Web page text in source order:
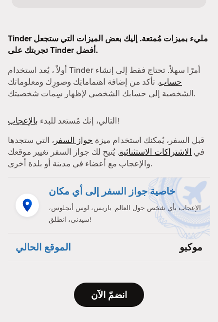
Tinder مليء بميزات مُمتعة. إليك بعض الميزات التي ستجعل
تجربتك على Tinder أفضل.
أولاً ، يُعد استخدام Tinder أمرًا سهلاً. تحتاج فقط إلى إنشاء
حساب. تأكد من إضافة اهتماماتِك وصورِك ومعلوماتك
الشخصية إلى حسابك الشخصي لإظهار سِمات شخصيتك.
التالي، إنك مُستعد للبدء بالإعجاب
!
قبل السفر، يُمكنك استخدام ميزة جواز السفر ، التي ستجدها
في الاشتراكات الاستثنائية. يُتيح لك جواز السفر تغيير موقعك
والإعجاب مع أعضاء في مدينة أو بلدة أخرى.
خاصية جواز السفر إلى أي مكان
الإعجاب بأي شخص حول العالم. باريس، لوس أنجلوس،
سيدني، انطلق!
الموقع الحالي موكبو
انضمّ الآن